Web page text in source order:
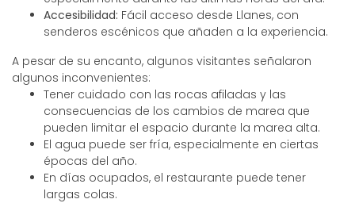
Accesibilidad: Fácil acceso desde Llanes, con
senderos escénicos que añaden a la experiencia.
A pesar de su encanto, algunos visitantes señalaron
algunos inconvenientes:
Tener cuidado con las rocas afiladas y las
consecuencias de los cambios de marea que
pueden limitar el espacio durante la marea alta.
El agua puede ser fría, especialmente en ciertas
épocas del año.
En días ocupados, el restaurante puede tener
largas colas.